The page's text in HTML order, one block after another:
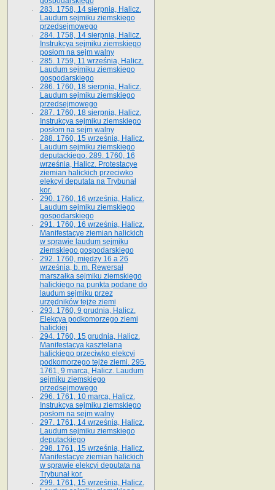
283. 1758, 14 sierpnia, Halicz.
Laudum sejmiku ziemskiego
przedsejmowego
284. 1758, 14 sierpnia, Halicz.
Instrukcya sejmiku ziemskiego
posłom na sejm walny
285. 1759, 11 września, Halicz.
Laudum sejmiku ziemskiego
gospodarskiego
286. 1760, 18 sierpnia, Halicz.
Laudum sejmiku ziemskiego
przedsejmowego
287. 1760, 18 sierpnia, Halicz.
Instrukcya sejmiku ziemskiego
posłom na sejm walny
288. 1760, 15 września, Halicz.
Laudum sejmiku ziemskiego
deputackiego. 289. 1760, 16
września, Halicz. Protestacye
ziemian halickich przeciwko
elekcyi deputata na Trybunał
kor.
290. 1760, 16 września, Halicz.
Laudum sejmiku ziemskiego
gospodarskiego
291. 1760, 16 września, Halicz.
Manifestacye ziemian halickich
w sprawie laudum sejmiku
ziemskiego gospodarskiego
292. 1760, między 16 a 26
września, b. m. Rewersał
marszałka sejmiku ziemskiego
halickiego na punkta podane do
laudum sejmiku przez
urzędników tejże ziemi
293. 1760, 9 grudnia, Halicz.
Elekcya podkomorzego ziemi
halickiej
294. 1760, 15 grudnia, Halicz.
Manifestacya kasztelana
halickiego przeciwko elekcyi
podkomorzego tejże ziemi. 295.
1761, 9 marca, Halicz. Laudum
sejmiku ziemskiego
przedsejmowego
296. 1761, 10 marca, Halicz.
Instrukcya sejmiku ziemskiego
posłom na sejm walny
297. 1761, 14 września, Halicz.
Laudum sejmiku ziemskiego
deputackiego
298. 1761, 15 września, Halicz.
Manifestacye ziemian halickich
w sprawie elekcyi deputata na
Trybunał kor.
299. 1761, 15 września, Halicz.